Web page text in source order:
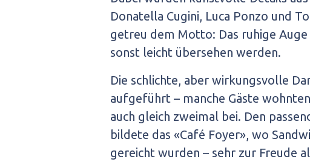
Donatella Cugini, Luca Ponzo und
getreu dem Motto: Das ruhige
sonst leicht übersehen werden.
Die schlichte, aber wirkungsvolle
aufgeführt – manche Gäste
auch gleich zweimal bei. Den
bildete das «Café Foyer», wo
gereicht wurden – sehr zur Freude